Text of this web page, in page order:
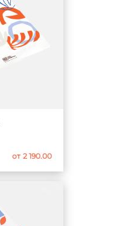
от 2 190.00